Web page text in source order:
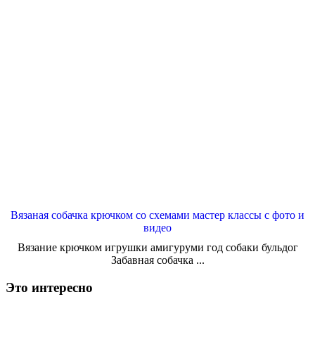
Вязаная собачка крючком со схемами мастер классы с фото и
видео
Вязание крючком игрушки амигуруми год собаки бульдог
Забавная собачка ...
Это интересно